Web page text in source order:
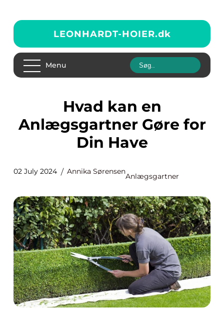
LEONHARDT-HOIER.dk
Menu
Hvad kan en
Anlægsgartner Gøre for
Din Have
02 July 2024 Annika Sørensen
Anlægsgartner